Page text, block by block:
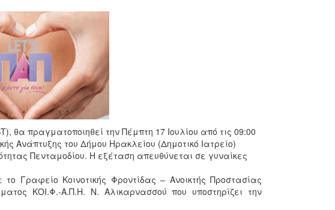
θα πραγματοποιηθεί την Πέμπτη 17 Ιουλίου από τις 09:00
Ανάπτυξης του Δήμου Ηρακλείου (Δημοτικό Ιατρείο)
Πενταμοδίου. Η εξέταση απευθύνεται σε γυναίκες
Γραφείο Κοινοτικής Φροντίδας – Ανοικτής Προστασίας
ΚΟΙ.Φ.-Α.Π.Η. Ν. Αλικαρνασσού που υποστηρίζει την